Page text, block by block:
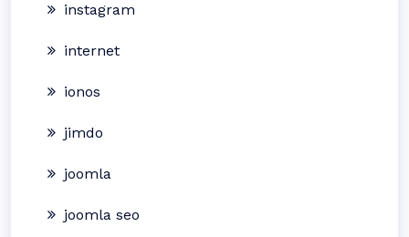
instagram
internet
ionos
jimdo
joomla
joomla seo